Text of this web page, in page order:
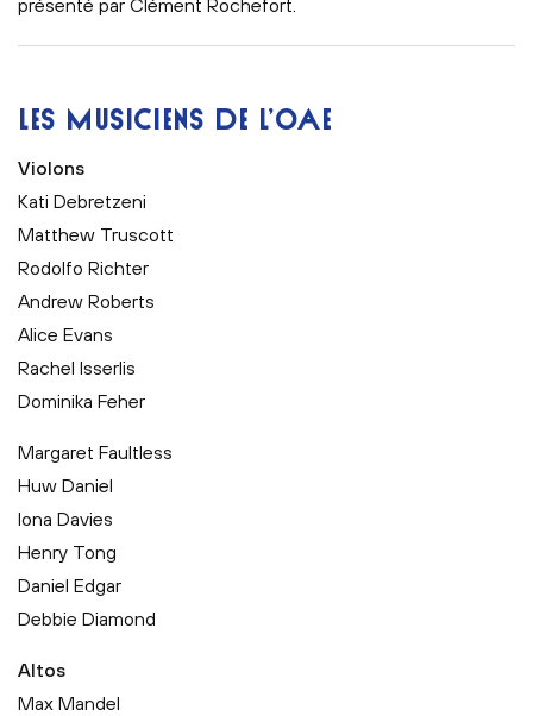
présenté par Clément Rochefort.
LES MUSICIENS DE L’OAE
Violons
Kati Debretzeni
Matthew Truscott
Rodolfo Richter
Andrew Roberts
Alice Evans
Rachel Isserlis
Dominika Feher
Margaret Faultless
Huw Daniel
Iona Davies
Henry Tong
Daniel Edgar
Debbie Diamond
Altos
Max Mandel